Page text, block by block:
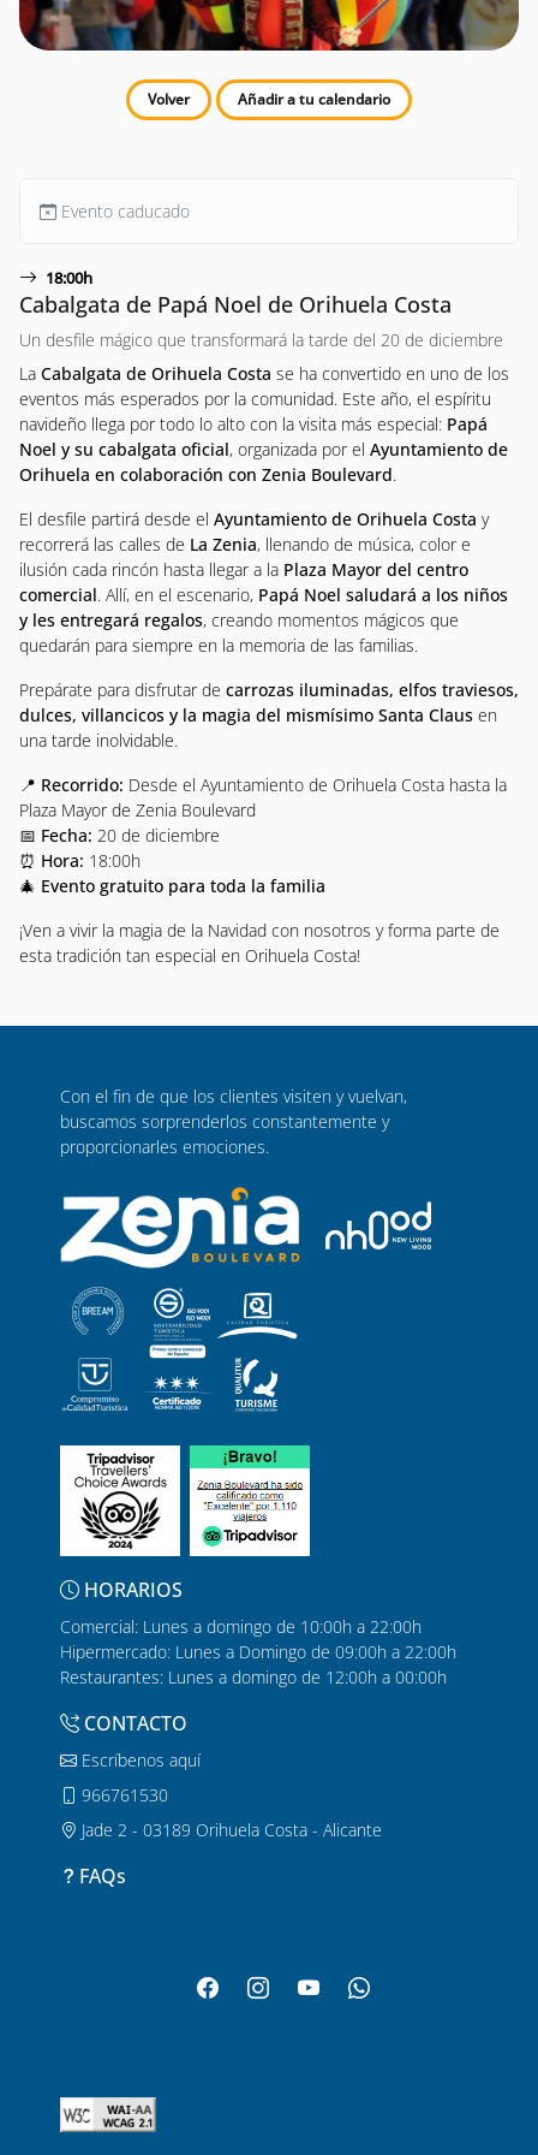
Volver Añadir a tu calendario
Evento caducado
18:00h
Cabalgata de Papá Noel de Orihuela Costa
Un desfile mágico que transformará la tarde del 20 de diciembre
La Cabalgata de Orihuela Costa se ha convertido en uno de los
eventos más esperados por la comunidad. Este año, el espíritu
navideño llega por todo lo alto con la visita más especial: Papá
Noel y su cabalgata oficial, organizada por el Ayuntamiento de
Orihuela en colaboración con Zenia Boulevard.
El desfile partirá desde el Ayuntamiento de Orihuela Costa y
recorrerá las calles de La Zenia, llenando de música, color e
ilusión cada rincón hasta llegar a la Plaza Mayor del centro
comercial. Allí, en el escenario, Papá Noel saludará a los niños
y les entregará regalos, creando momentos mágicos que
quedarán para siempre en la memoria de las familias.
Prepárate para disfrutar de carrozas iluminadas, elfos traviesos,
dulces, villancicos y la magia del mismísimo Santa Claus en
una tarde inolvidable.
📍 Recorrido: Desde el Ayuntamiento de Orihuela Costa hasta la
Plaza Mayor de Zenia Boulevard
📅 Fecha: 20 de diciembre
⏰ Hora: 18:00h
🎄 Evento gratuito para toda la familia
¡Ven a vivir la magia de la Navidad con nosotros y forma parte de
esta tradición tan especial en Orihuela Costa!
Con el fin de que los clientes visiten y vuelvan,
buscamos sorprenderlos constantemente y
proporcionarles emociones.
HORARIOS
Comercial: Lunes a domingo de 10:00h a 22:00h
Hipermercado: Lunes a Domingo de 09:00h a 22:00h
Restaurantes: Lunes a domingo de 12:00h a 00:00h
CONTACTO
Escríbenos aquí
966761530
Jade 2 - 03189 Orihuela Costa - Alicante
FAQs